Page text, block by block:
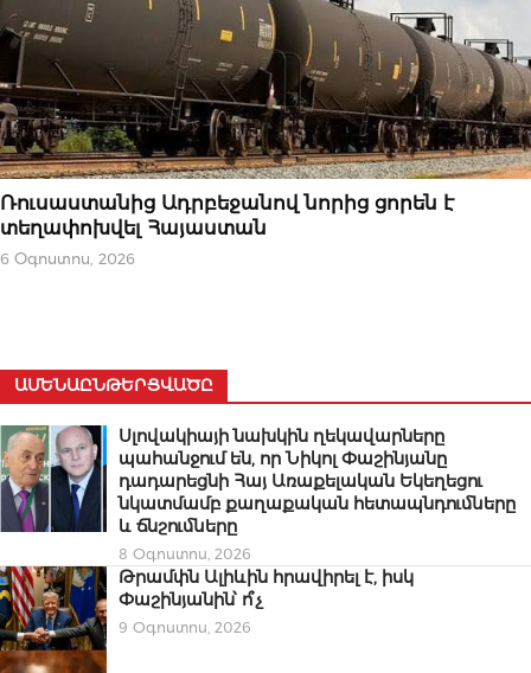
ՆՈՐՈՒԹՅՈՒՆՆԵՐ
Ռուսաստանից Ադրբեջանով նորից ցորեն է
տեղափոխվել Հայաստան
6 Օգոստոս, 2026
ԱՄԵՆԱԸՆԹԵՐՑՎԱԾԸ
Սլովակիայի նախկին ղեկավարները
պահանջում են, որ Նիկոլ Փաշինյանը
դադարեցնի Հայ Առաքելական Եկեղեցու
նկատմամբ քաղաքական հետապնդումները
և ճնշումները
8 Օգոստոս, 2026
Թրամփն Ալիևին հրավիրել է, իսկ
Փաշինյանին՝ ո՞չ
9 Օգոստոս, 2026